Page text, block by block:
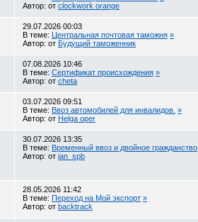
Автор: от clockwork orange
29.07.2026 00:03
В теме: Центральная почтовая таможня »
Автор: от Будущий таможенник
07.08.2026 10:46
В теме: Сертификат происхождения »
Автор: от cheta
03.07.2026 09:51
В теме: Ввоз автомобилей для инвалидов. »
Автор: от Helga oper
30.07.2026 13:35
В теме: Временный ввоз и двойное гражданство
Автор: от ian_spb
28.05.2026 11:42
В теме: Переход на Мой экспорт »
Автор: от backtrack